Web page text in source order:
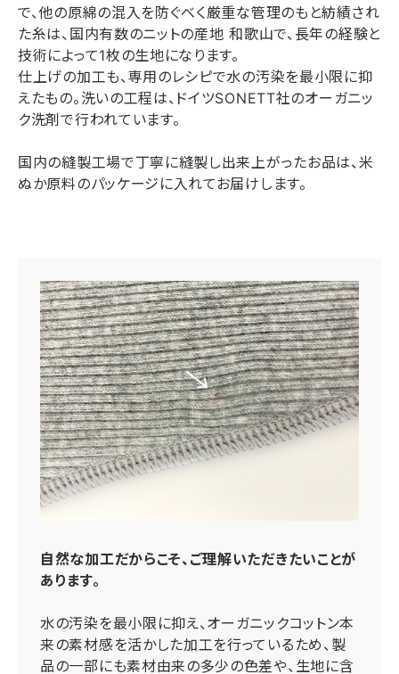
で、他の原綿の混入を防ぐべく厳重な管理のもと紡績され
た糸は、国内有数のニットの産地 和歌山で、長年の経験と
技術によって1枚の生地になります。
仕上げの加工も、専用のレシピで水の汚染を最小限に抑
えたもの。洗いの工程は、ドイツSONETT社のオーガニッ
ク洗剤で行われています。
国内の縫製工場で丁寧に縫製し出来上がったお品は、米
ぬか原料のパッケージに入れてお届けします。
自然な加工だからこそ、ご理解いただきたいことが
あります。
水の汚染を最小限に抑え、オーガニックコットン本
来の素材感を活かした加工を行っているため、製
品の一部にも素材由来の多少の色差や、生地に含